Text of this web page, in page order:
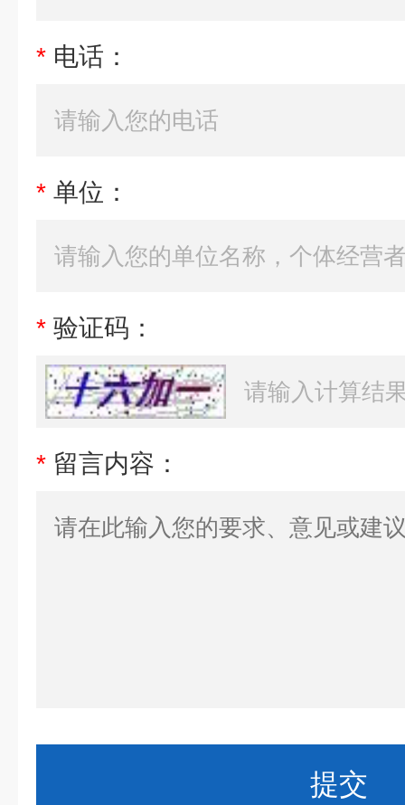
* 电话：
* 单位：
* 验证码：
* 留言内容：